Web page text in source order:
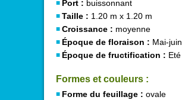
Port : buissonnant
Taille : 1.20 m x 1.20 m
Croissance : moyenne
Époque de floraison : Mai-juin
Époque de fructification : Eté
Formes et couleurs :
Forme du feuillage : ovale